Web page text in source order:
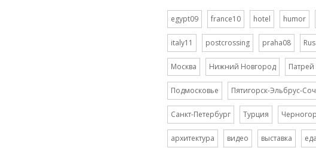
egypt09 france10 hotel humor
italy11 postcrossing praha08
Москва Нижний Новгород Патрей
Подмосковье Пятигорск-Эльбрус-
Санкт-Петербург Турция
архитектура видео выставка